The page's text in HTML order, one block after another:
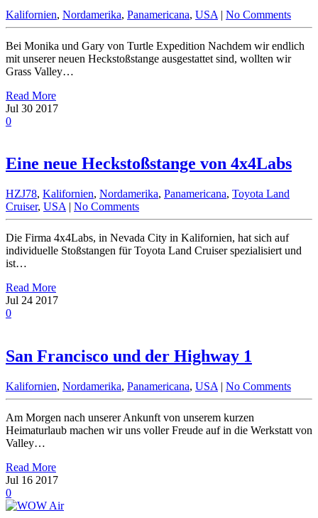
Kalifornien, Nordamerika, Panamericana, USA | No Comments
Bei Monika und Gary von Turtle Expedition Nachdem wir endlich
mit unserer neuen Heckstoßstange ausgestattet sind, wollten wir
Grass Valley…
Read More
Jul 30 2017
0
Eine neue Heckstoßstange von 4x4Labs
HZJ78, Kalifornien, Nordamerika, Panamericana, Toyota Land
Cruiser, USA | No Comments
Die Firma 4x4Labs, in Nevada City in Kalifornien, hat sich auf
individuelle Stoßstangen für Toyota Land Cruiser spezialisiert und
ist…
Read More
Jul 24 2017
0
San Francisco und der Highway 1
Kalifornien, Nordamerika, Panamericana, USA | No Comments
Am Morgen nach unserer Ankunft von unserem kurzen
Heimaturlaub machen wir uns voller Freude auf in die Werkstatt von
Valley…
Read More
Jul 16 2017
0